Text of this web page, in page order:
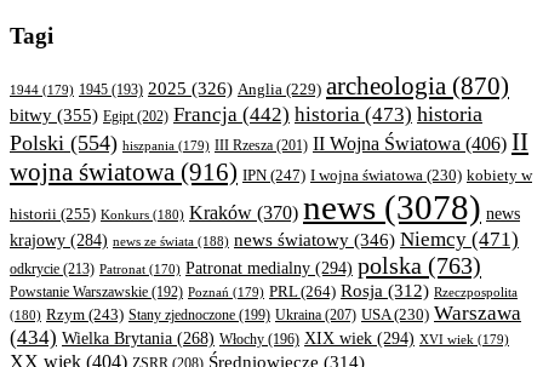
Tagi
1944 (179) 1945 (193) 2025 (326) Anglia (229) archeologia (870)
bitwy (355) Egipt(202) Francja (442) historia (473) historia
Polski (554) hiszpania (179) III Rzesza (201) II Wojna Światowa (406) II
wojna światowa (916) IPN (247) I wojna światowa (230) kobiety w
historii (255) Konkurs (180) Kraków (370) news (3078) news
krajowy (284) news ze świata (188) news światowy (346) Niemcy (471)
odkrycie (213) Patronat (170) Patronat medialny (294) polska (763)
Powstanie Warszawskie (192) Poznań (179) PRL(264) Rosja (312) Rzeczpospolita
(180) Rzym (243) Stany zjednoczone (199) Ukraina (207) USA(230) Warszawa
(434) Wielka Brytania (268) Włochy (196) XIX wiek (294) XVI wiek (179)
XX wiek (404) Średniowiecze (314)